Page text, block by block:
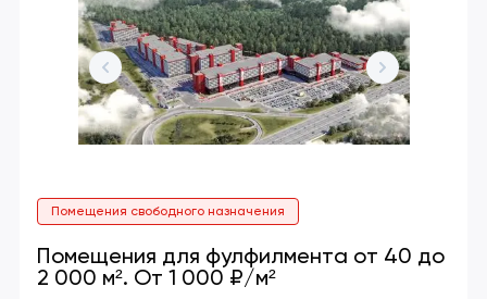
Помещения свободного назначения
Помещения для фулфилмента от 40 до
2 000 м². От 1 000 ₽/м²